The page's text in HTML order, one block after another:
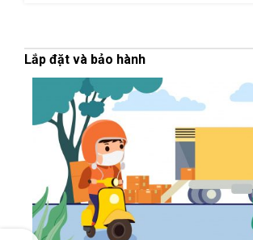
Lắp đặt và bảo hành